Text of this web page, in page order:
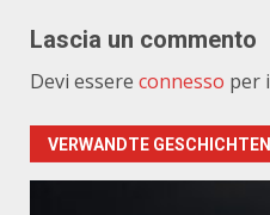
Lascia un commento
Devi essere connesso per
VERWANDTE GESCHICHTEN